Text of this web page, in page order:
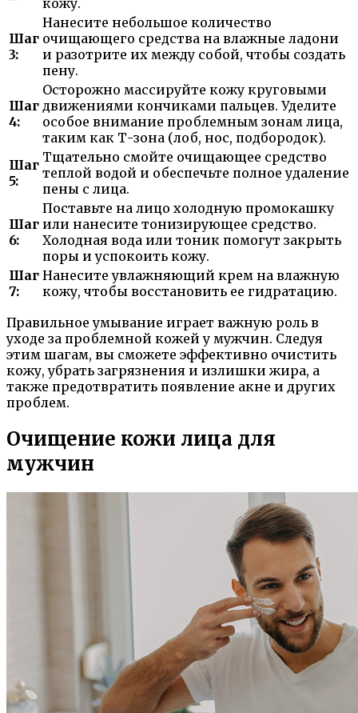
кожу.
Шаг
3:
Нанесите небольшое количество
очищающего средства на влажные ладони
и разотрите их между собой, чтобы создать
пену.
Шаг
4:
Осторожно массируйте кожу круговыми
движениями кончиками пальцев. Уделите
особое внимание проблемным зонам лица,
таким как Т-зона (лоб, нос, подбородок).
Шаг
5:
Тщательно смойте очищающее средство
теплой водой и обеспечьте полное удаление
пены с лица.
Шаг
6:
Поставьте на лицо холодную промокашку
или нанесите тонизирующее средство.
Холодная вода или тоник помогут закрыть
поры и успокоить кожу.
Шаг
7:
Нанесите увлажняющий крем на влажную
кожу, чтобы восстановить ее гидратацию.
Правильное умывание играет важную роль в
уходе за проблемной кожей у мужчин. Следуя
этим шагам, вы сможете эффективно очистить
кожу, убрать загрязнения и излишки жира, а
также предотвратить появление акне и других
проблем.
Очищение кожи лица для
мужчин